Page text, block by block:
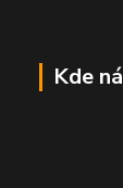
Kde